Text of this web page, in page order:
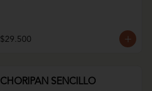
$29.500
CHORIPAN SENCILLO